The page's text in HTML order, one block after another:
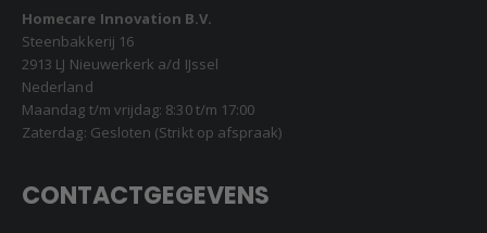
Homecare Innovation B.V.
Steenbakkerij 16
2913 LJ Nieuwerkerk a/d IJssel
Nederland
Maandag t/m vrijdag: 8:30 t/m 17:00
Zaterdag: Gesloten (Strikt op afspraak)
CONTACTGEGEVENS